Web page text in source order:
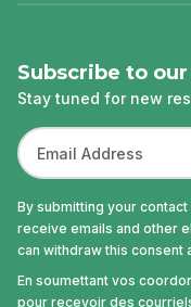
Subscribe to
Stay tuned for new
By submitting your
receive emails and other
can withdraw this consent
En soumettant vos
pour recevoir des